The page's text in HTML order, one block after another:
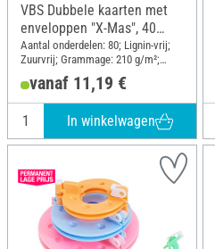
VBS Dubbele kaarten met
enveloppen "X-Mas", 40
stuks
Aantal onderdelen: 80; Lignin-vrij;
Zuurvrij; Grammage: 210 g/m²;
Inhoud: 40 stukken; DIN-formaat A6;
Materiaal: Karton
vanaf 11,19 €
In winkelwagen